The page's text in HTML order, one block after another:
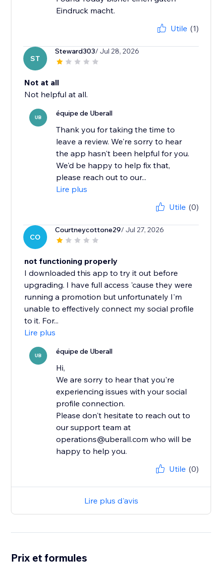
Eindruck macht.
Utile (1)
ST
Steward303/ Jul 28, 2026
Not at all
Not helpful at all.
UB équipe de Uberall
Thank you for taking the time to
leave a review. We're sorry to hear
the app hasn't been helpful for you.
We'd be happy to help fix that,
please reach out to our...
Lire plus
Utile (0)
CO
Courtneycottone29/ Jul 27, 2026
not functioning properly
I downloaded this app to try it out before
upgrading. I have full access 'cause they were
running a promotion but unfortunately I'm
unable to effectively connect my social profile
to it. For...
Lire plus
UB équipe de Uberall
Hi,
We are sorry to hear that you're
experiencing issues with your social
profile connection.
Please don't hesitate to reach out to
our support team at
operations@uberall.com who will be
happy to help you.
Utile (0)
Lire plus d'avis
Prix et formules